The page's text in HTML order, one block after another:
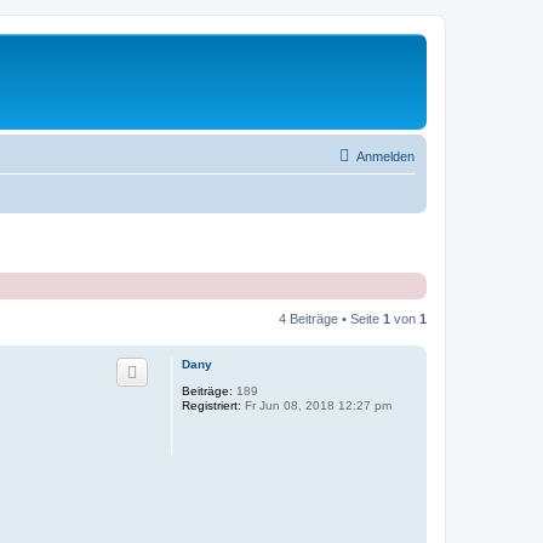
Anmelden
4 Beiträge • Seite 1 von 1
Dany
Beiträge: 189
Registriert: Fr Jun 08, 2018 12:27 pm